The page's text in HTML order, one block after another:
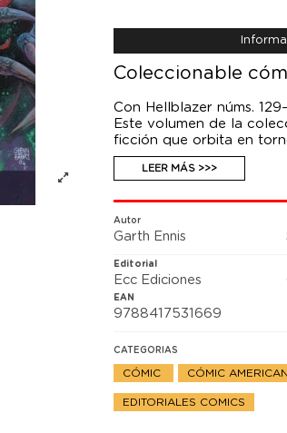
Coleccionable
Con Hellblazer núms.
Este volumen de la
ficción que orbita en
vuelve a formar equipo
Ryan, uno de los
papel la historia de un
LEER MÁS >>>
Autor
Garth Ennis
Editorial
Ecc Ediciones
EAN
9788417531669
CATEGORIAS
CÓMIC CÓMIC
EDITORIALES COMICS